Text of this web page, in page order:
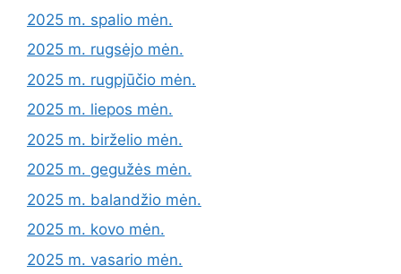
2025 m. spalio mėn.
2025 m. rugsėjo mėn.
2025 m. rugpjūčio mėn.
2025 m. liepos mėn.
2025 m. birželio mėn.
2025 m. gegužės mėn.
2025 m. balandžio mėn.
2025 m. kovo mėn.
2025 m. vasario mėn.